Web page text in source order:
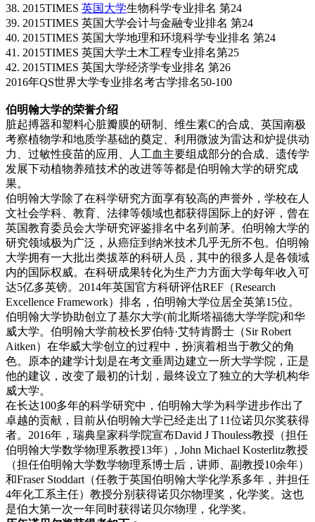
38. 2015TIMES 英国大学生物科学专业排名 第24
39. 2015TIMES 英国大学会计与金融专业排名 第24
40. 2015TIMES 英国大学地理和环境科学专业排名 第24
41. 2015TIMES 英国大学土木工程专业排名第25
42. 2015TIMES 英国大学经济学专业排名 第26
2016年QS世界大学专业排名考古学排名50-100
伯明翰大学的荣誉介绍
脏起搏器和塑料心脏瓣膜的研制、维生素C的合成、英国南极
考察植物学和地质学基础的奠定、利用微波为雷达和炉提供动
力、过敏性疫苗的应用、人工血主要组成部分的合成、遗传学
发展下动植物养殖技术的改进等等都是伯明翰大学的研究成
果。
伯明翰大学除了在科学研究方面享有较高的声誉外，学校在人
文社会学科、教育、法律等领域也都获得国际上的好评，曾在
英国教育委员会大学研究评鉴排名中名列前茅。伯明翰大学的
研究领域极为广泛，从癌症到纳米技术几乎无所不包。伯明翰
大学拥有一大批出类拔萃的科研人员，其中的很多人是各领域
内的国际权威。在科研成果转化为生产力方面大学每年收入可
达5亿多英镑。2014年英国官方科研评估REF（Research
Excellence Framework）排名，伯明翰大学位居全英第15位。
伯明翰大学协助创立了基尔大学(前北斯塔福德大学学院)和华
威大学。伯明翰大学前校长罗伯特·艾特肯爵士（Sir Robert
Aitken）在华威大学创立的过程中，扮演着相当于教父的角
色。原本的建学计划是在考文垂周边建立一所大学学院，正是
他的建议，改变了最初的计划，最终设立了独立的大学机构华
威大学。
在长达100多年的科学研究中，伯明翰大学为科学进步作出了
卓越的贡献，目前从伯明翰大学已经走出了11位诺贝尔奖获得
者。2016年，瑞典皇家科学院宣布David J Thouless教授（担任
伯明翰大学数学物理系教授13年）, John Michael Kosterlitz教授
（担任伯明翰大学数学物理系博士后，讲师、副教授10余年）
和Fraser Stoddart（任教于英国伯明翰大学化学系多年，并担任
4年化工系主任）教授分别获得诺贝尔物理奖，化学奖。这也
是伯大第一次一年同时获得诺贝尔物理，化学奖。